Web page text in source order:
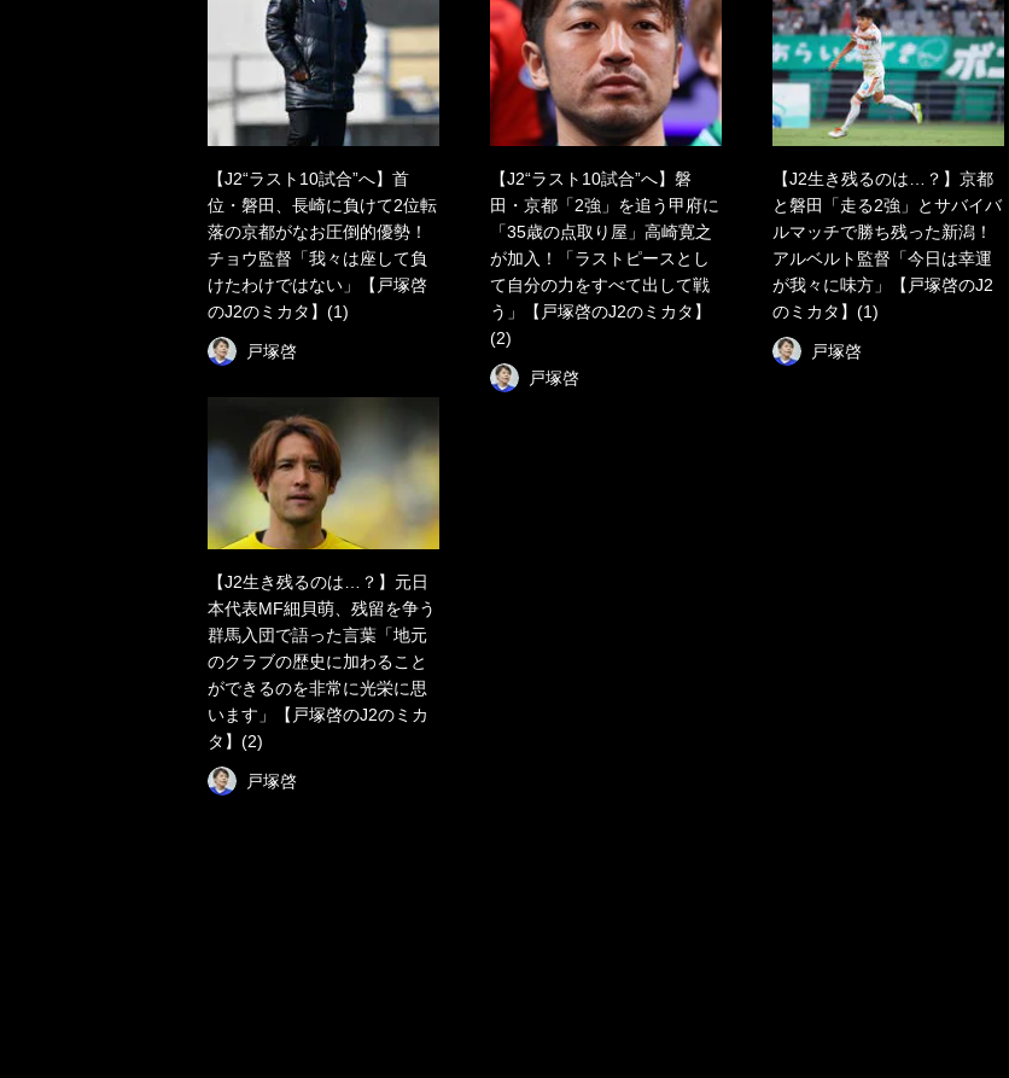
【J2“ラスト10試合”へ】首
位・磐田、長崎に負けて2位転
落の京都がなお圧倒的優勢！
チョウ監督「我々は座して負
けたわけではない」【戸塚啓
のJ2のミカタ】(1)
戸塚啓
【J2“ラスト10試合”へ】磐
田・京都「2強」を追う甲府に
「35歳の点取り屋」高崎寛之
が加入！「ラストピースとし
て自分の力をすべて出して戦
う」【戸塚啓のJ2のミカタ】
(2)
戸塚啓
【J2生き残るのは…？】京都
と磐田「走る2強」とサバイバ
ルマッチで勝ち残った新潟！
アルベルト監督「今日は幸運
が我々に味方」【戸塚啓のJ2
のミカタ】(1)
戸塚啓
【J2生き残るのは…？】元日
本代表MF細貝萌、残留を争う
群馬入団で語った言葉「地元
のクラブの歴史に加わること
ができるのを非常に光栄に思
います」【戸塚啓のJ2のミカ
タ】(2)
戸塚啓